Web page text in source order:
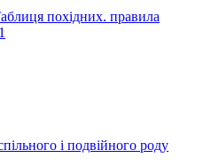
похідних. правила
і подвійного роду